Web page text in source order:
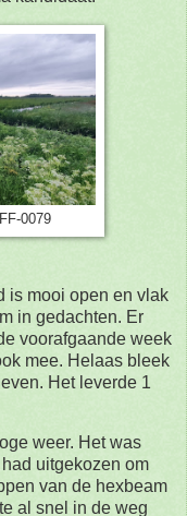
0079
is mooi open en vlak
in gedachten. Er
voorafgaande week
mee. Helaas bleek
Het leverde 1
weer. Het was
uitgekozen om
van de hexbeam
al snel in de weg